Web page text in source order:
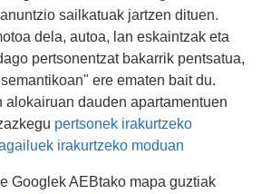
sailkatuak jartzen dituen.
dela, autoa, lan eskaintzak eta
pertsonentzat bakarrik pentsatua,
ere ematen bait du.
alokairuan dauden apartamentuen
pertsonek irakurtzeko
irakurtzeko moduan
Googlek AEBtako mapa guztiak